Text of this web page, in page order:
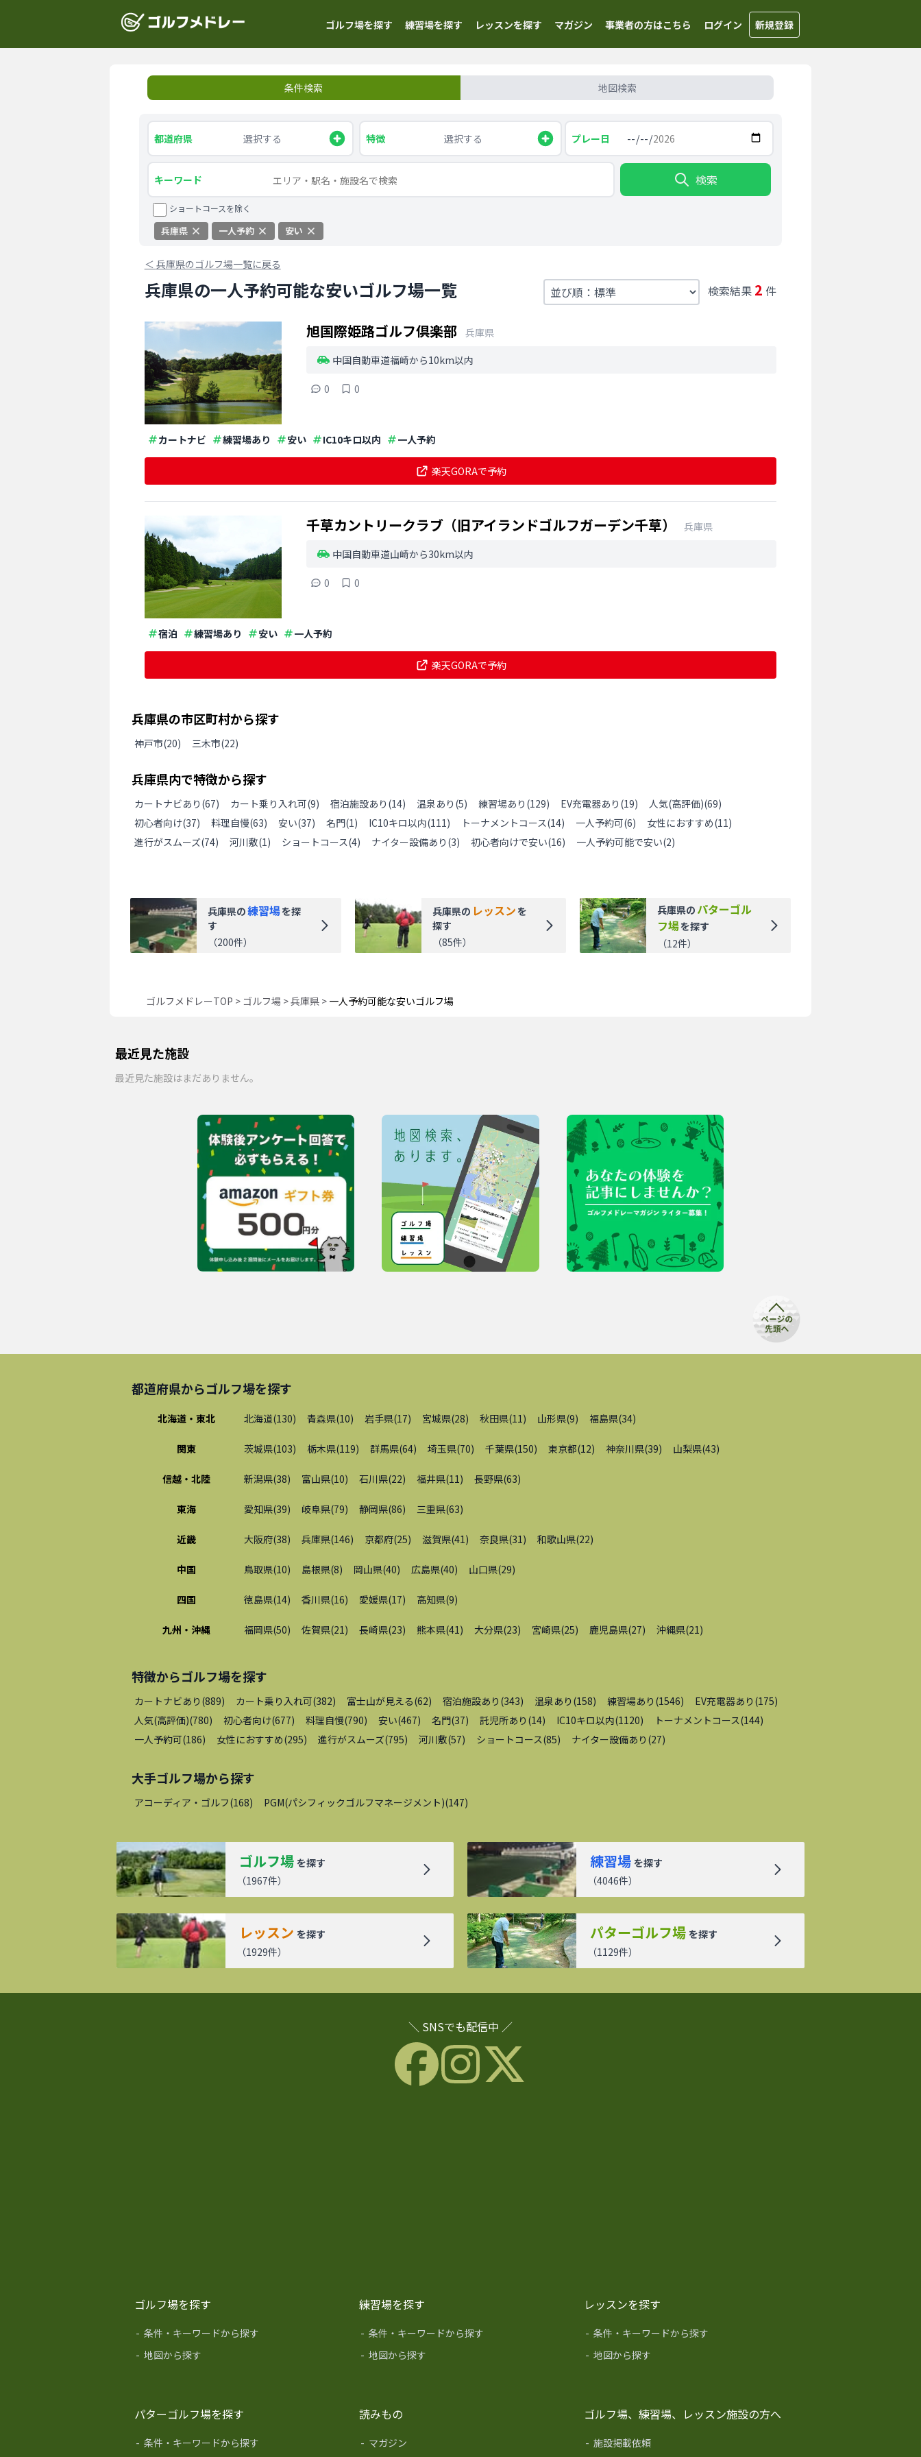
ゴルフ場を探す 練習場を探す レッスンを探す マガジン 事業者の方はこちら ログイン 新規登録
条件検索 地図検索
都道府県 選択する 特徴 選択する プレー日
キーワード 検索
ショートコースを除く
兵庫県 一人予約 安い
＜ 兵庫県のゴルフ場一覧に戻る
兵庫県の一人予約可能な安いゴルフ場一覧 検索結果 2 件
旭国際姫路ゴルフ倶楽部
兵庫県
中国自動車道福崎から10km以内
0 0
カートナビ 練習場あり 安い IC10キロ以内 一人予約
楽天GORAで予約
千草カントリークラブ（旧アイランドゴルフガーデン千草）
兵庫県
中国自動車道山崎から30km以内
0 0
宿泊 練習場あり 安い 一人予約
楽天GORAで予約
兵庫県の市区町村から探す
神戸市(20) 三木市(22)
兵庫県内で特徴から探す
カートナビあり (67) カート乗り入れ可(9) 宿泊施設あり (14) 温泉あり (5) 練習場あり (129) EV充電器あり (19) 人気(高評価)(69)
初心者向け(37) 料理自慢(63) 安い(37) 名門(1) IC10キロ以内(111) トーナメントコース(14) 一人予約可(6) 女性におすすめ(11)
進行がスムーズ(74) 河川敷(1) ショートコース(4) ナイター設備あり (3) 初心者向けで安い(16) 一人予約可能で安い(2)
兵庫県の練習場を探
す
（200件）
兵庫県の レッスンを
探す
（85件）
兵庫県の パターゴル
フ場を探す
（12件）
ゴルフメドレーTOP > ゴルフ場 >兵庫県> 一人予約可能な安いゴルフ場
最近見た施設
最近見た施設はまだありません。
都道府県からゴルフ場を探す
北海道・東北 北海道(130) 青森県(10) 岩手県(17) 宮城県(28) 秋田県(11) 山形県(9) 福島県(34)
関東 茨城県(103) 栃木県(119) 群馬県(64) 埼玉県(70) 千葉県(150) 東京都(12) 神奈川県(39) 山梨県(43)
信越・北陸 新潟県(38) 富山県(10) 石川県(22) 福井県(11) 長野県(63)
東海 愛知県(39) 岐阜県(79) 静岡県(86) 三重県(63)
近畿 大阪府(38) 兵庫県(146) 京都府(25) 滋賀県(41) 奈良県(31) 和歌山県(22)
中国 鳥取県(10) 島根県(8) 岡山県(40) 広島県(40) 山口県(29)
四国 徳島県(14) 香川県(16) 愛媛県(17) 高知県(9)
九州・沖縄 福岡県(50) 佐賀県(21) 長崎県(23) 熊本県(41) 大分県(23) 宮崎県(25) 鹿児島県(27) 沖縄県(21)
特徴からゴルフ場を探す
カートナビあり (889) カート乗り入れ可(382) 富士山が見える(62) 宿泊施設あり (343) 温泉あり (158) 練習場あり (1546) EV充電器あり (175)
人気(高評価)(780) 初心者向け(677) 料理自慢(790) 安い(467) 名門(37) 託児所あり (14) IC10キロ以内(1120) トーナメントコース(144)
一人予約可(186) 女性におすすめ(295) 進行がスムーズ(795) 河川敷(57) ショートコース(85) ナイター設備あり (27)
大手ゴルフ場から探す
アコーディア・ゴルフ(168) PGM(パシフィックゴルフマネージメント)(147)
ゴルフ場 を探す
（1967件）
練習場 を探す
（4046件）
レッスン を探す
（1929件）
パターゴルフ場 を探す
（1129件）
＼ SNSでも配信中 ／
ゴルフ場を探す
- 条件・キーワードから探す
- 地図から探す
練習場を探す
- 条件・キーワードから探す
- 地図から探す
レッスンを探す
- 条件・キーワードから探す
- 地図から探す
パターゴルフ場を探す
- 条件・キーワードから探す
読みもの
- マガジン
ゴルフ場、練習場、レッスン施設の方へ
- 施設掲載依頼